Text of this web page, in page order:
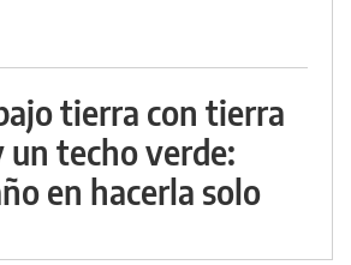
tierra con tierra
un techo verde:
en hacerla solo